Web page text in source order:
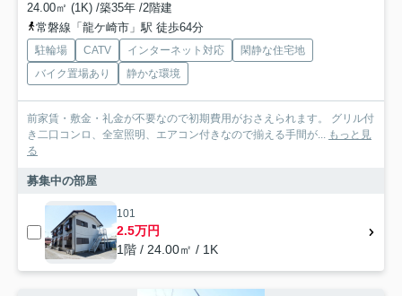
24.00㎡ (1K) /築35年 /2階建
常磐線「龍ケ崎市」駅 徒歩64分
駐輪場 CATV インターネット対応
閑静な住宅地
バイク置場あり
静かな環境
前家賃・敷金・礼金が不要なので初期費用がおさえられます。 グリル付
き二口コンロ、全室照明、エアコン付きなので揃える手間が... もっと見
る
募集中の部屋
101
2.5万円
1階 / 24.00㎡ / 1K